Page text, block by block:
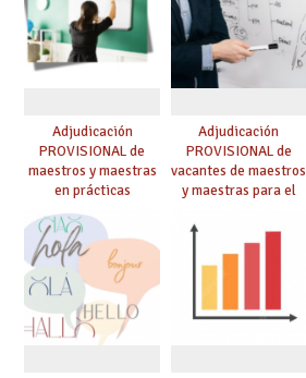
Adjudicación
PROVISIONAL de
maestros y maestras
en prácticas
Adjudicación
PROVISIONAL de
vacantes de maestros
y maestras para el